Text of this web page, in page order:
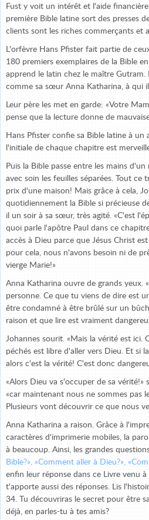
Fust y voit un intérêt et l'aide
première Bible latine sort des presses
clients sont les riches commerçants et
L'orfèvre Hans Pfister fait partie de
180 premiers exemplaires de la Bible
apprend le latin chez le maître
comme sa sœur Anna Katharina, à qui
Leur père les met en garde: «Votre
pense que la lecture donne de
Hans Pfister confie sa Bible latine à un
l'initiale de chaque chapitre est
Puis la Bible passe entre les mains
avec soin les feuilles séparées. Tout ce
prix d'une maison! Mais grâce à cela,
quotidiennement la Bible si précieuse
il un soir à sa sœur, très agité. «C'est
quoi parle l'apôtre Paul dans ce
accès à Dieu parce que Jésus Christ
pour cela, nous n'avons besoin ni de
vierge Marie!»
Anna Katharina ouvre de grands yeux.
personne. Ce que tu viens de dire est
être condamné à être brûlé sur un
raison et que lire est vraiment
Johannes sourit. «Mais la vérité est ici.
péchés est libre d'aller vers Dieu. Et si
alors c'est la vérité! C'est donc
«Alors Dieu va s'occuper de sa vérité!»
«car maintenant nous ne sommes pas
Plusieurs vont découvrir ce que nous
Anna Katharina a raison. Grâce à
caractères d'imprimerie mobiles, la
à beaucoup. Ainsi, les grandes
Bible?», «Comment aller à Dieu?»,
enfin leur réponse dans ce Livre venu
t'apporte aussi des réponses. Lis
34. Tu découvriras le secret pour être
déjà, en parles-tu à tes amis?